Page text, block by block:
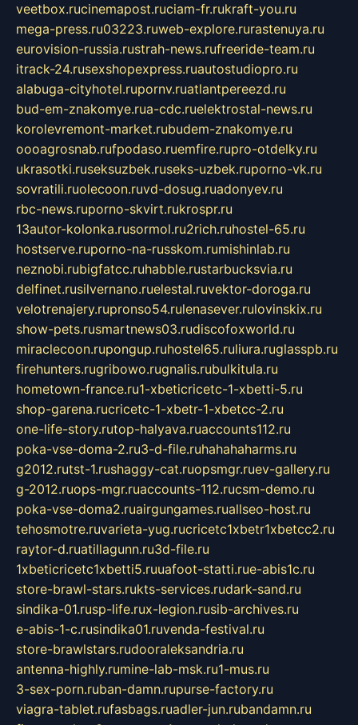
veetbox.rucinemapost.ruciam-fr.rukraft-you.ru
mega-press.ru03223.ruweb-explore.rurastenuya.ru
eurovision-russia.rustrah-news.rufreeride-team.ru
itrack-24.rusexshopexpress.ruautostudiopro.ru
alabuga-cityhotel.rupornv.ruatlantpereezd.ru
bud-em-znakomye.rua-cdc.ruelektrostal-news.ru
korolevremont-market.rubudem-znakomye.ru
oooagrosnab.rufpodaso.ruemfire.rupro-otdelky.ru
ukrasotki.ruseksuzbek.ruseks-uzbek.ruporno-vk.ru
sovratili.ruolecoon.ruvd-dosug.ruadonyev.ru
rbc-news.ruporno-skvirt.rukrospr.ru
13autor-kolonka.rusormol.ru2rich.ruhostel-65.ru
hostserve.ruporno-na-russkom.rumishinlab.ru
neznobi.rubigfatcc.ruhabble.rustarbucksvia.ru
delfinet.rusilvernano.ruelestal.ruvektor-doroga.ru
velotrenajery.rupronso54.rulenasever.rulovinskix.ru
show-pets.rusmartnews03.rudiscofoxworld.ru
miraclecoon.rupongup.ruhostel65.ruliura.ruglasspb.ru
firehunters.rugribowo.rugnalis.rubulkitula.ru
hometown-france.ru1-xbeticricetc-1-xbetti-5.ru
shop-garena.rucricetc-1-xbetr-1-xbetcc-2.ru
one-life-story.rutop-halyava.ruaccounts112.ru
poka-vse-doma-2.ru3-d-file.ruhahahaharms.ru
g2012.rutst-1.rushaggy-cat.ruopsmgr.ruev-gallery.ru
g-2012.ruops-mgr.ruaccounts-112.rucsm-demo.ru
poka-vse-doma2.ruairgungames.ruallseo-host.ru
tehosmotre.ruvarieta-yug.rucricetc1xbetr1xbetcc2.ru
raytor-d.ruatillagunn.ru3d-file.ru
1xbeticricetc1xbetti5.ruuafoot-statti.rue-abis1c.ru
store-brawl-stars.rukts-services.rudark-sand.ru
sindika-01.rusp-life.rux-legion.rusib-archives.ru
e-abis-1-c.rusindika01.ruvenda-festival.ru
store-brawlstars.rudooraleksandria.ru
antenna-highly.rumine-lab-msk.ru1-mus.ru
3-sex-porn.ruban-damn.rupurse-factory.ru
viagra-tablet.rufasbags.ruadler-jun.rubandamn.ru